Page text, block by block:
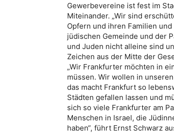
Gewerbevereine ist fest im
Miteinander. „Wir sind
Opfern und ihren Familien
jüdischen Gemeinde und der
und Juden nicht alleine sind
Zeichen aus der Mitte der
„Wir Frankfurter möchten in
müssen. Wir wollen in
das macht Frankfurt so
Städten gefallen lassen und
sich so viele Frankfurter am
Menschen in Israel, die
haben“, führt Ernst Schwarz